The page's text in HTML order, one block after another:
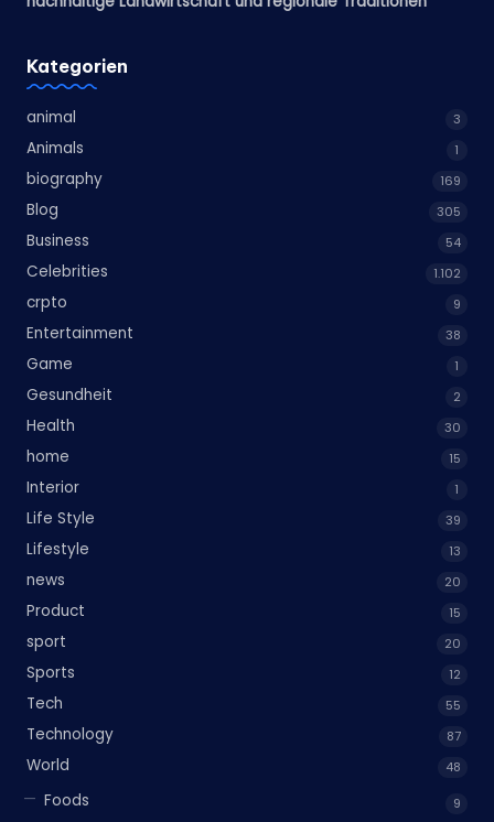
Kategorien
animal 3
Animals 1
biography 169
Blog 305
Business 54
Celebrities 1.102
crpto 9
Entertainment 38
Game 1
Gesundheit 2
Health 30
home 15
Interior 1
Life Style 39
Lifestyle 13
news 20
Product 15
sport 20
Sports 12
Tech 55
Technology 87
World 48
Foods 9